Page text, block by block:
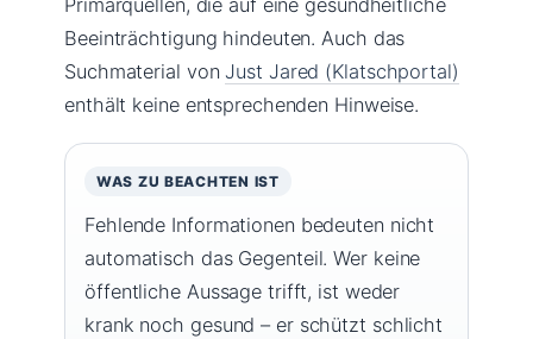
Primärquellen, die auf eine gesundheitliche
Beeinträchtigung hindeuten. Auch das
Suchmaterial vonJust Jared (Klatschportal)
enthält keine entsprechenden Hinweise.
WAS ZU BEACHTEN IST
Fehlende Informationen bedeuten nicht
automatisch das Gegenteil. Wer keine
öffentliche Aussage trifft, ist weder
krank noch gesund – er schützt schlicht